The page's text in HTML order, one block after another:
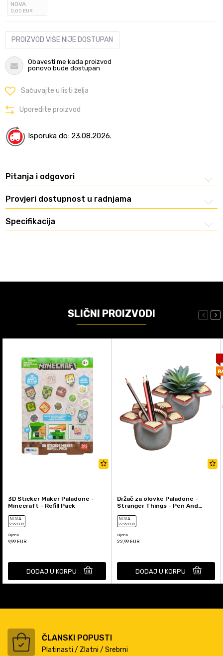
NOVA
0,00 EUR
PROIZVOD VIŠE NIJE DOSTUPAN
Obavesti me kada proizvod
ponovo bude dostupan
Sačuvajte u listi želja
Uporedite proizvod
Isporuka do: 23.08.2026.
Pitanja i odgovori
Provjeri dostupnost u radnjama
Specifikacija
SLIČNI PROIZVODI
3D Sticker Maker Paladone -
Minecraft - Refill Pack
NOVA
9,99 EUR
Cijena
9,99 EUR
DODAJ U KORPU
Držač za olovke Paladone -
Stranger Things - Pen And
NOVA
22,99 EUR
Cijena
22,99 EUR
DODAJ U KORPU
ČLANSKI POPUSTI
Platinasti / Zlatni / Srebrni